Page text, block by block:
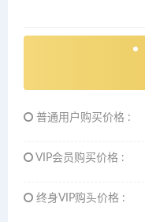
普通用户购买价格 :
VIP会员购买价格 :
终身VIP购买价格 :